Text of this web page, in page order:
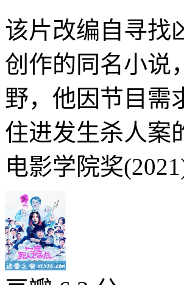
该片改编自寻找
创作的同名小说
野，他因节目需
住进发生杀人案
电影学院奖